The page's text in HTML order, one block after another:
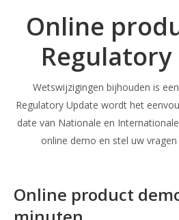
Online
Wetswijzigingen bijhouden is
Regulatory Update wordt het
date van Nationale en
online demo en stel uw
Online product